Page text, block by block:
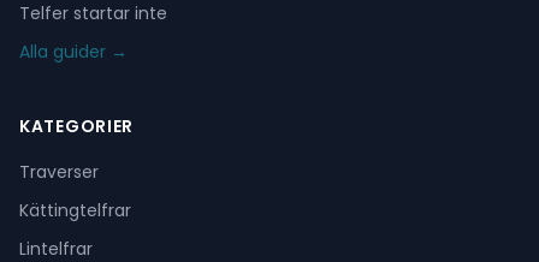
Telfer startar inte
Alla guider →
KATEGORIER
Traverser
Kättingtelfrar
Lintelfrar